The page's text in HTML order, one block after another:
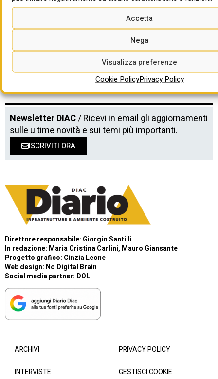
Accetta
Nega
Visualizza preferenze
Cookie PolicyPrivacy Policy
l’impegno (organizzato) delle nuove
di Anna Accogli
Newsletter DIAC/ Ricevi in email gli aggiornamenti
sulle ultime novità e sui temi più importanti.
ISCRIVITI ORA
Direttore responsabile: Giorgio Santilli
In redazione: Maria Cristina Carlini, Mauro Giansante
Progetto grafico: Cinzia Leone
Web design: No Digital Brain
Social media partner: DOL
ARCHIVI
INTERVISTE
PRIVACY POLICY
GESTISCI COOKIE